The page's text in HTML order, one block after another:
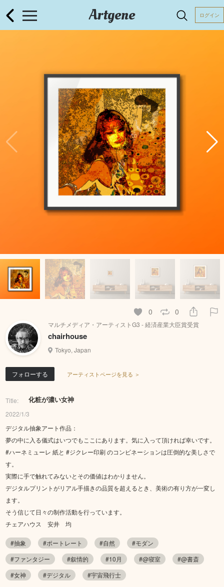
Artgene ログイン
0 0
マルチメディア・アーティストG3 - 経済産業大臣賞受賞
chairhouse
Tokyo, Japan
フォローする アーティストページを見る ＞
Title: 化粧が濃い女神
2022/1/3
デジタル抽象アート作品：
夢の中に入る儀式はいつでもここにあります。気に入って頂ければ幸いです。
#ハーネミューレ 紙と #ジクレー印刷 のコンビネーションは圧倒的な美しさで
す。
実際に手で触れてみないとその価値はわかりません。
デジタルプリントがリアル手描きの品質を超えるとき、美術の有り方が一変し
ます。
そう信じて日々の制作活動を行っています。
チェアハウス 安井 均
#抽象 #ポートレート #自然
#モダン
#ファンタジー
#叙情的 #10月 #@寝室
#@書斎
#女神
#デジタル #宇宙飛行士